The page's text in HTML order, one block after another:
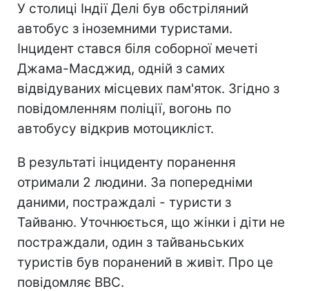
У столиці Індії Делі був обстріляний
автобус з іноземними туристами.
Інцидент стався біля соборної мечеті
Джама-Масджид, одній з самих
відвідуваних місцевих пам'яток. Згідно з
повідомленням поліції, вогонь по
автобусу відкрив мотоцикліст.
В результаті інциденту поранення
отримали 2 людини. За попередніми
даними, постраждалі - туристи з
Тайваню. Уточнюється, що жінки і діти не
постраждали, один з тайваньських
туристів був поранений в живіт. Про це
повідомляє ВВС.